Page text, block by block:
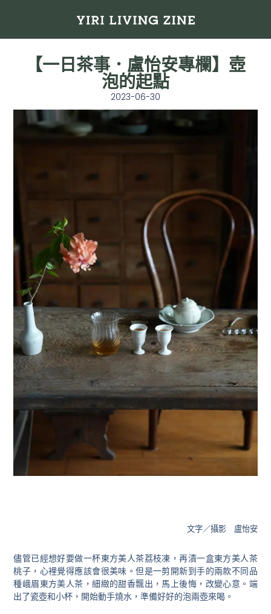
【一日茶事．盧怡安專欄】壺
泡的起點
2023-06-30
文字／攝影 盧怡安
儘管已經想好要做一杯東方美人茶荔枝凍，再漬一盒東方美人茶
桃子，心裡覺得應該會很美味。但是一剪開新到手的兩款不同品
種峨眉東方美人茶，細緻的甜香飄出，馬上後悔，改變心意。端
出了瓷壺和小杯，開始動手燒水，準備好好的泡兩壺來喝。